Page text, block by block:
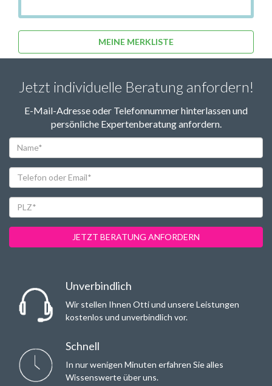
MEINE MERKLISTE
Jetzt individuelle Beratung anfordern!
E-Mail-Adresse oder Telefonnummer hinterlassen und
persönliche Expertenberatung anfordern.
oder
Email*
JETZT BERATUNG ANFORDERN
Unverbindlich
Wir stellen Ihnen Otti und unsere Leistungen
kostenlos und unverbindlich vor.
Schnell
In nur wenigen Minuten erfahren Sie alles
Wissenswerte über uns.